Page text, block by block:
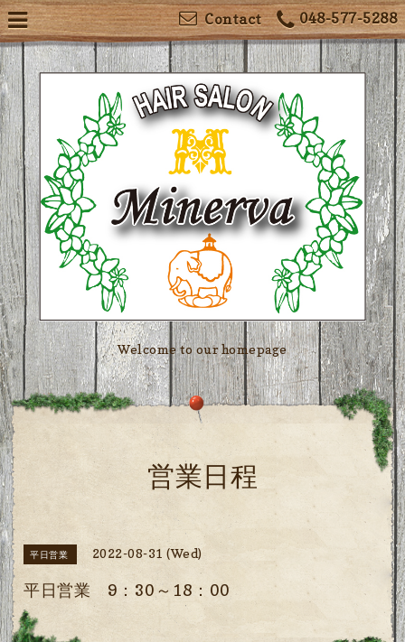
048-577-5288
Contact
Welcome to our homepage
営業日程
平日営業 2022-08-31 (Wed)
平日営業 9：30～18：00